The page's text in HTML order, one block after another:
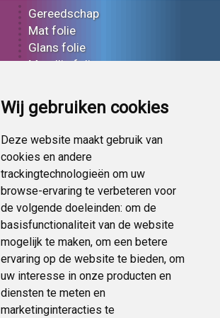
Wij gebruiken cookies
Deze website maakt gebruik van
cookies en andere
trackingtechnologieën om uw
browse-ervaring te verbeteren voor
de volgende doeleinden: om de
basisfunctionaliteit van de website
mogelijk te maken, om een betere
ervaring op de website te bieden, om
uw interesse in onze producten en
diensten te meten en
marketinginteracties te
Gereedschap
Mat folie
Glans folie
Metallic folie
Effect folie
Bedrukt folie
Carbon folie
Tint folie
Functionele folie
Folie korting
Op bestelling
Pagina delen